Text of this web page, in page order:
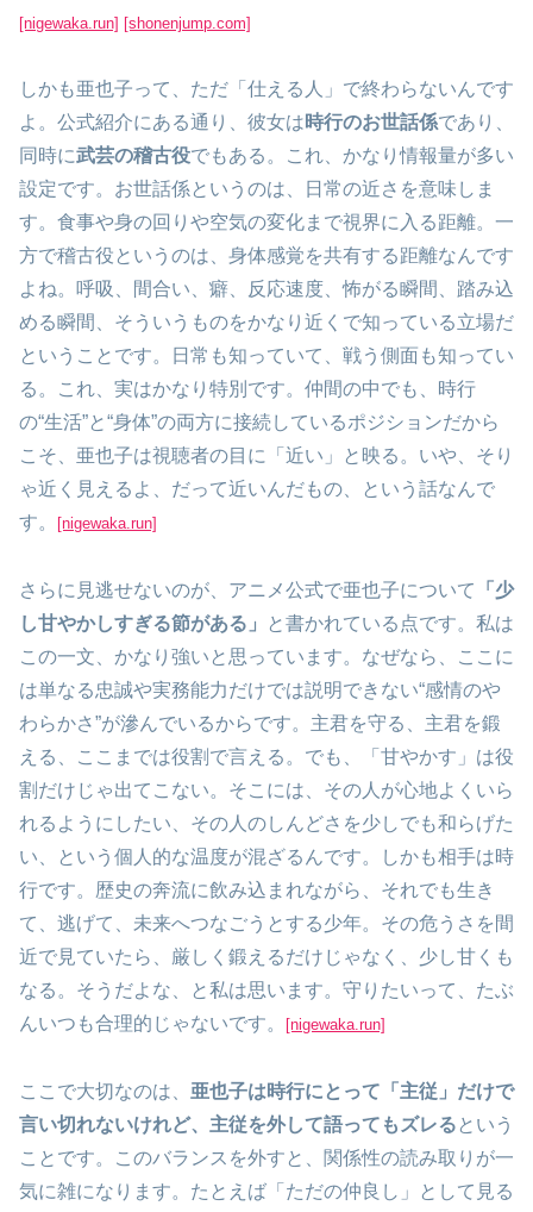
[nigewaka.run] [shonenjump.com]
しかも亜也子って、ただ「仕える人」で終わらないんです
よ。公式紹介にある通り、彼女は時行のお世話係であり、
同時に武芸の稽古役でもある。これ、かなり情報量が多い
設定です。お世話係というのは、日常の近さを意味しま
す。食事や身の回りや空気の変化まで視界に入る距離。一
方で稽古役というのは、身体感覚を共有する距離なんです
よね。呼吸、間合い、癖、反応速度、怖がる瞬間、踏み込
める瞬間、そういうものをかなり近くで知っている立場だ
ということです。日常も知っていて、戦う側面も知ってい
る。これ、実はかなり特別です。仲間の中でも、時行
の“生活”と“身体”の両方に接続しているポジションだから
こそ、亜也子は視聴者の目に「近い」と映る。いや、そり
ゃ近く見えるよ、だって近いんだもの、という話なんで
す。
[nigewaka.run]
さらに見逃せないのが、アニメ公式で亜也子について
「少
し甘やかしすぎる節がある」
と書かれている点です。私は
この一文、かなり強いと思っています。なぜなら、ここに
は単なる忠誠や実務能力だけでは説明できない“感情のや
わらかさ”が滲んでいるからです。主君を守る、主君を鍛
える、ここまでは役割で言える。でも、「甘やかす」は役
割だけじゃ出てこない。そこには、その人が心地よくいら
れるようにしたい、その人のしんどさを少しでも和らげた
い、という個人的な温度が混ざるんです。しかも相手は時
行です。歴史の奔流に飲み込まれながら、それでも生き
て、逃げて、未来へつなごうとする少年。その危うさを間
近で見ていたら、厳しく鍛えるだけじゃなく、少し甘くも
なる。そうだよな、と私は思います。守りたいって、たぶ
んいつも合理的じゃないです。
[nigewaka.run]
ここで大切なのは、 亜也子は時行にとって「主従」だけで
言い切れないけれど、主従を外して語ってもズレる という
ことです。このバランスを外すと、関係性の読み取りが一
気に雑になります。たとえば「ただの仲良し」として見る